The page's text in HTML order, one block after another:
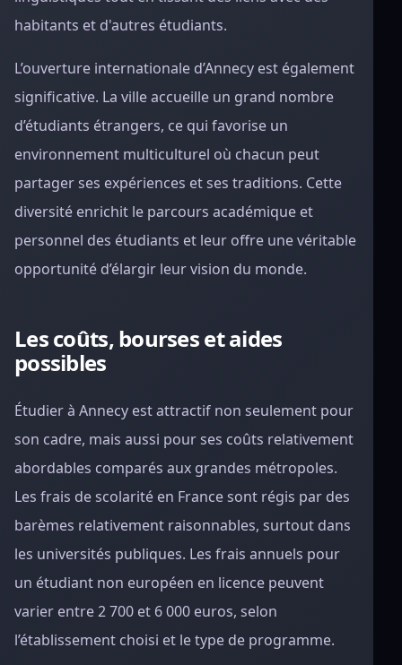
habitants et d'autres étudiants.
L’ouverture internationale d’Annecy est également
significative. La ville accueille un grand nombre
d’étudiants étrangers, ce qui favorise un
environnement multiculturel où chacun peut
partager ses expériences et ses traditions. Cette
diversité enrichit le parcours académique et
personnel des étudiants et leur offre une véritable
opportunité d’élargir leur vision du monde.
Les coûts, bourses et aides
possibles
Étudier à Annecy est attractif non seulement pour
son cadre, mais aussi pour ses coûts relativement
abordables comparés aux grandes métropoles.
Les frais de scolarité en France sont régis par des
barèmes relativement raisonnables, surtout dans
les universités publiques. Les frais annuels pour
un étudiant non européen en licence peuvent
varier entre 2 700 et 6 000 euros, selon
l’établissement choisi et le type de programme.